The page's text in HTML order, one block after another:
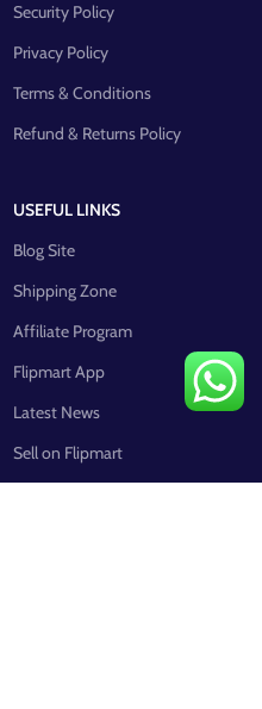
Security Policy
Privacy Policy
Terms & Conditions
Refund & Returns Policy
USEFUL LINKS
Blog Site
Shipping Zone
Affiliate Program
Flipmart App
Latest News
Sell on Flipmart